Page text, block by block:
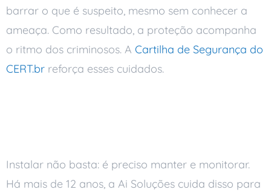
barrar o que é suspeito, mesmo sem conhecer a
ameaça. Como resultado, a proteção acompanha
o ritmo dos criminosos. A Cartilha de Segurança do
CERT.br reforça esses cuidados.
Instalar não basta: é preciso manter e monitorar.
Há mais de 12 anos, a Ai Soluções cuida disso para